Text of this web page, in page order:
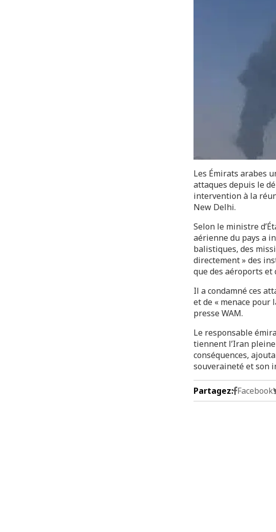
Les Émirats arabes
attaques depuis le
intervention à la
New Delhi.
Selon le ministre
aérienne du pays a
balistiques, des
directement » des
que des aéroports et
Il a condamné ces
et de « menace pour
presse WAM.
Le responsable
tiennent l’Iran
conséquences,
souveraineté et son
Partagez: Facebook